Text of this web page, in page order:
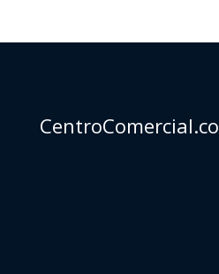
CentroComercial.co